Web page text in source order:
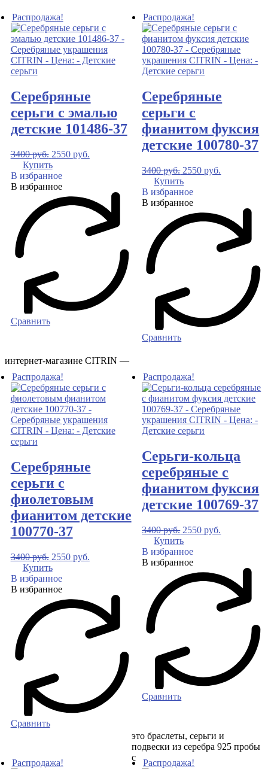
Распродажа!
Серебряные
серьги с эмалью
детские 101486-37
3400руб. 2550 руб.
Купить
В избранное
В избранное
Сравнить
Распродажа!
Серебряные
серьги с
фианитом фуксия
детские 100780-37
3400руб. 2550руб.
Купить
В избранное
В избранное
Сравнить
Распродажа!
Серебряные
серьги с
фиолетовым
фианитом детские
100770-37
3400руб. 2550 руб.
Купить
В избранное
В избранное
Сравнить
Распродажа!
Серьги-кольца
серебряные с
фианитом фуксия
детские 100769-37
3400руб. 2550руб.
Купить
В избранное
В избранное
Сравнить
Распродажа! Распродажа!
интернет-магазине CITRIN —
это браслеты, серьги и
подвески из серебра 925 пробы
с